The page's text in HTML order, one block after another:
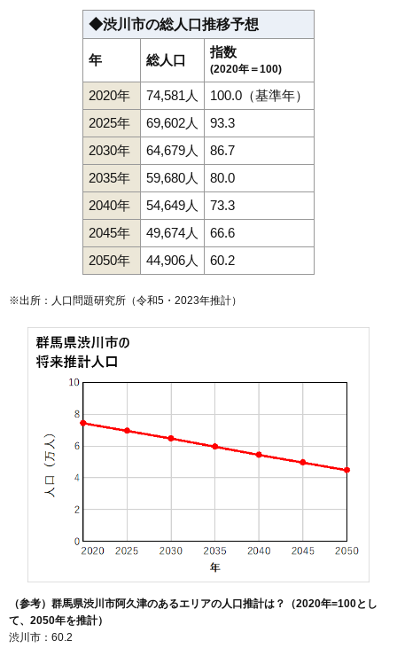
◆渋川市の総人口推移予想
年 総人口
指数
(2020年＝100)
2020年 74,581人
100.0（基準年）
2025年
69,602人
93.3
2030年
64,679人
86.7
2035年
59,680人
80.0
2040年
54,649人
73.3
2045年
49,674人
66.6
2050年
44,906人 60.2
※出所：人口問題研究所（令和5・2023年推計）
（参考）群馬県渋川市阿久津のあるエリアの人口推計は？（2020年=100とし
て、2050年を推計）
渋川市：60.2